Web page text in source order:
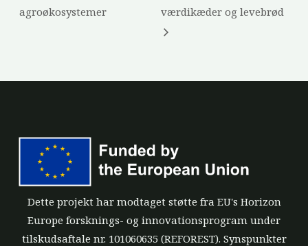
agroøkosystemer
værdikæder og levebrød
Dette projekt har modtaget støtte fra EU's Horizon
Europe forsknings- og innovationsprogram under
tilskudsaftale nr. 101060635 (REFOREST). Synspunkter